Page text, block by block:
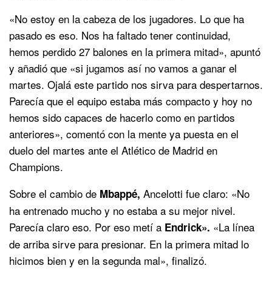
«No estoy en la cabeza de los jugadores. Lo que ha
pasado es eso. Nos ha faltado tener continuidad,
hemos perdido 27 balones en la primera mitad», apuntó
y añadió que «si jugamos así no vamos a ganar el
martes. Ojalá este partido nos sirva para despertarnos.
Parecía que el equipo estaba más compacto y hoy no
hemos sido capaces de hacerlo como en partidos
anteriores», comentó con la mente ya puesta en el
duelo del martes ante el Atlético de Madrid en
Champions.
Sobre el cambio de Mbappé, Ancelotti fue claro: «No
ha entrenado mucho y no estaba a su mejor nivel.
Parecía claro eso. Por eso metí a Endrick». «La línea
de arriba sirve para presionar. En la primera mitad lo
hicimos bien y en la segunda mal», finalizó.